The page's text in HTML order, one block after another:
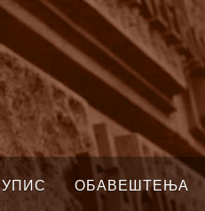
УПИС ОБАВЕШТЕЊА